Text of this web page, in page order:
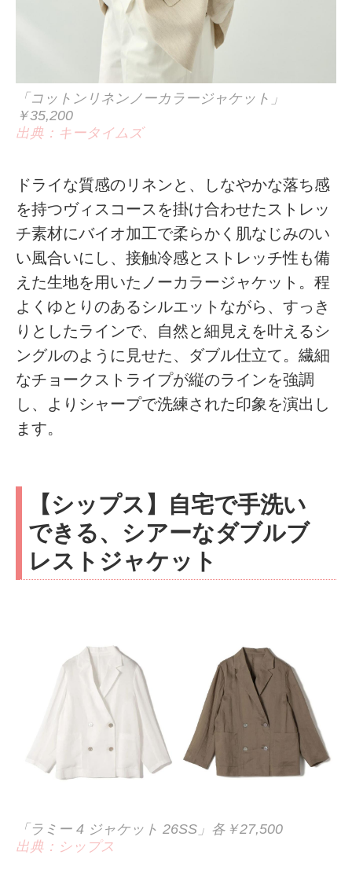
「コットンリネンノーカラージャケット」
￥35,200
出典：キータイムズ
ドライな質感のリネンと、しなやかな落ち感
を持つヴィスコースを掛け合わせたストレッ
チ素材にバイオ加工で柔らかく肌なじみのい
い風合いにし、接触冷感とストレッチ性も備
えた生地を用いたノーカラージャケット。程
よくゆとりのあるシルエットながら、すっき
りとしたラインで、自然と細見えを叶えるシ
ングルのように見せた、ダブル仕立て。繊細
なチョークストライプが縦のラインを強調
し、よりシャープで洗練された印象を演出し
ます。
【シップス】自宅で手洗い
できる、シアーなダブルブ
レストジャケット
「ラミー 4 ジャケット 26SS」各￥27,500
出典：シップス